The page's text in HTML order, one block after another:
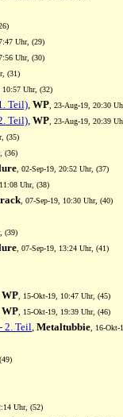
Uhr, (29)
Uhr, (30)
(31)
10:57 Uhr, (32)
Teil), WP , 23-Aug-19, 20:30
Teil), WP , 23-Aug-19, 20:39
(35)
(36)
, 02-Sep-19, 20:52 Uhr, (37)
11:08 Uhr, (38)
, 07-Sep-19, 10:30 Uhr, (40)
(39)
, 07-Sep-19, 13:24 Uhr, (41)
WP , 15-Okt-19, 10:47 Uhr, (45)
WP , 15-Okt-19, 19:39 Uhr, (46)
2. Teil, Metaltubbie , 16-
Uhr, (52)